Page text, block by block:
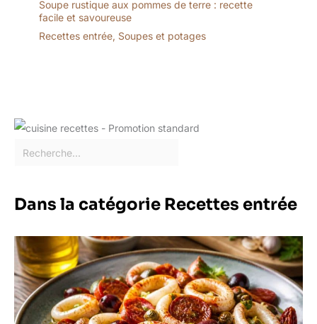
Soupe rustique aux pommes de terre : recette
facile et savoureuse
Recettes entrée, Soupes et potages
Dans la catégorie Recettes entrée